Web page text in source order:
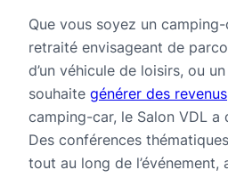
Que vous soyez un
retraité envisageant de
d’un véhicule de loisirs, ou
souhaite générer des revenus
camping-car, le Salon VDL a
Des conférences
tout au long de